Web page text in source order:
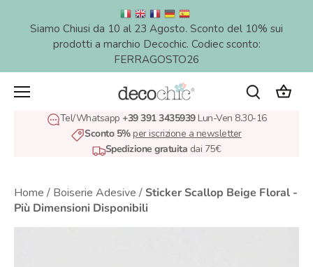
Siamo Chiusi da 10 al 23 Agosto. Sconto del 10% sui
prodotti a marchio Decochic. Codiec sconto:
FERRAGOSTO26
Tel/Whatsapp +39 391 3435939Lun-Ven 8.30-16
Sconto 5%per iscrizione a newsletter
Spedizione gratuita dai 75€
Home / Boiserie Adesive / Sticker Scallop Beige Floral -
Più Dimensioni Disponibili